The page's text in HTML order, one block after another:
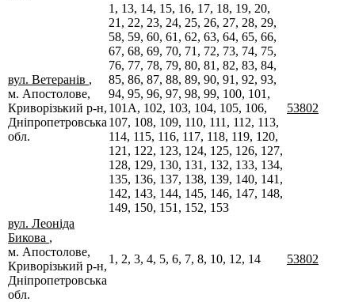
вул. Ветеранів ,
м. Апостолове,
Криворізький р-н,
Дніпропетровська
обл.
1, 13, 14, 15, 16, 17, 18, 19, 20,
21, 22, 23, 24, 25, 26, 27, 28, 29,
58, 59, 60, 61, 62, 63, 64, 65, 66,
67, 68, 69, 70, 71, 72, 73, 74, 75,
76, 77, 78, 79, 80, 81, 82, 83, 84,
85, 86, 87, 88, 89, 90, 91, 92, 93,
94, 95, 96, 97, 98, 99, 100, 101,
101А, 102, 103, 104, 105, 106,
107, 108, 109, 110, 111, 112, 113,
114, 115, 116, 117, 118, 119, 120,
121, 122, 123, 124, 125, 126, 127,
128, 129, 130, 131, 132, 133, 134,
135, 136, 137, 138, 139, 140, 141,
142, 143, 144, 145, 146, 147, 148,
149, 150, 151, 152, 153
53802
вул. Леоніда
Бикова ,
м. Апостолове,
Криворізький р-н,
Дніпропетровська
обл.
1, 2, 3, 4, 5, 6, 7, 8, 10, 12, 14 53802